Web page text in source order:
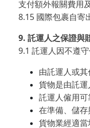
支付額外報關費用
8.15 國際包裹自寄
9. 託運人之保證與
9.1 託運人因不遵
由託運人或
貨物是由託運
託運人僱用可
在準備、儲存
貨物業經適